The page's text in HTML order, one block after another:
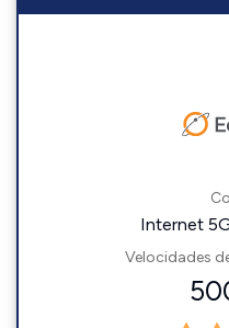
Internet
Velocidades